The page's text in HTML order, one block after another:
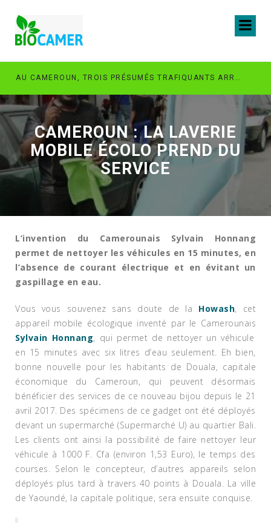
AU CAMEROUN, TROIS PRÉSUMÉS TRAFIQUANTS ARRÊTÉS EN POSSESSION DE 60 PERROQUETS GRIS À QUEUE ROUGE
CAMEROUN : LA LAVERIE
MOBILE ÉCOLO PREND DU
SERVICE
L’invention du Camerounais Sylvain Honnang
permet de nettoyer les véhicules en 15 minutes, en
l’absence de courant électrique et en évitant un
gaspillage en eau.
Vous vous souvenez sans doute de la Howash, cet
appareil mobile écologique inventé par le Camerounais
Sylvain Honnang, qui permet de nettoyer un véhicule
en 15 minutes avec six litres d’eau seulement. Eh bien,
bonne nouvelle pour les habitants de Douala, capitale
économique du Cameroun, qui peuvent désormais
bénéficier des services de ce nouveau bijou depuis le 21
avril 2017. Des spécimens de ce gadget ont été déployés
devant un supermarché (Supermarché U) au quartier Bali.
Les clients ont ainsi la possibilité de faire nettoyer leur
véhicule à 1000 F. Cfa (environ 1,53 Euro), le temps des
courses. Selon le concepteur, d’autres appareils selon
déployés plus tard à travers 40 points à Douala. La ville
de Yaoundé, la capitale politique, sera ensuite conquise.